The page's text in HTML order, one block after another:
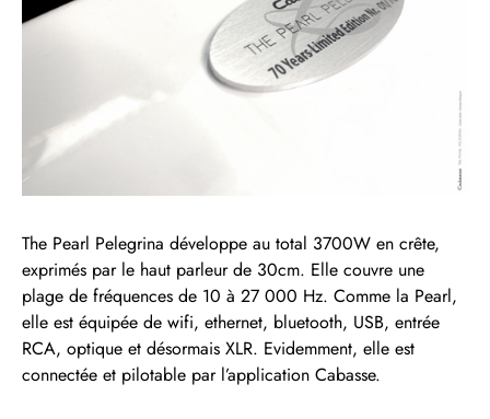
The Pearl Pelegrina développe au total 3700W en crête,
exprimés par le haut parleur de 30cm. Elle couvre une
plage de fréquences de 10 à 27 000 Hz. Comme la Pearl,
elle est équipée de wifi, ethernet, bluetooth, USB, entrée
RCA, optique et désormais XLR. Evidemment, elle est
connectée et pilotable par l’application Cabasse.